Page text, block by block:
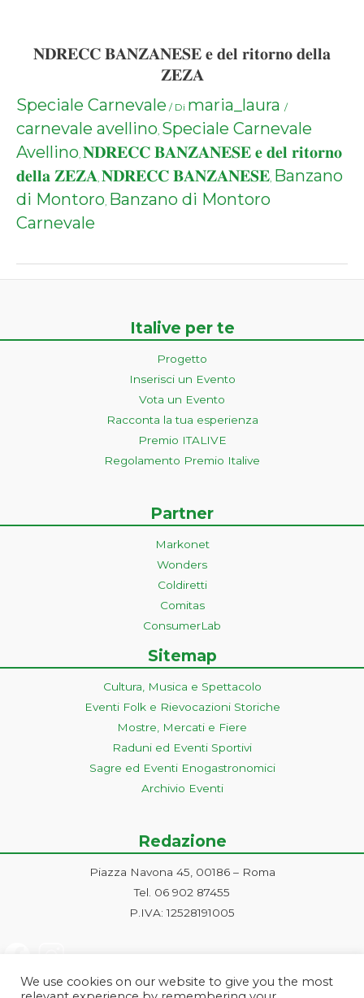
𝐍𝐃𝐑𝐄𝐂𝐂 𝐁𝐀𝐍𝐙𝐀𝐍𝐄𝐒𝐄 𝐞 𝐝𝐞𝐥 𝐫𝐢𝐭𝐨𝐫𝐧𝐨 𝐝𝐞𝐥𝐥𝐚
𝐙𝐄𝐙𝐀
Speciale Carnevale / Di maria_laura /
carnevale avellino, Speciale Carnevale
Avellino, 𝐍𝐃𝐑𝐄𝐂𝐂 𝐁𝐀𝐍𝐙𝐀𝐍𝐄𝐒𝐄 𝐞 𝐝𝐞𝐥 𝐫𝐢𝐭𝐨𝐫𝐧𝐨
𝐝𝐞𝐥𝐥𝐚 𝐙𝐄𝐙𝐀, 𝐍𝐃𝐑𝐄𝐂𝐂 𝐁𝐀𝐍𝐙𝐀𝐍𝐄𝐒𝐄, Banzano
di Montoro, Banzano di Montoro
Carnevale
Italive per te
Progetto
Inserisci un Evento
Vota un Evento
Racconta la tua esperienza
Premio ITALIVE
Regolamento Premio Italive
Partner
Markonet
Wonders
Coldiretti
Comitas
ConsumerLab
Sitemap
Cultura, Musica e Spettacolo
Eventi Folk e Rievocazioni Storiche
Mostre, Mercati e Fiere
Raduni ed Eventi Sportivi
Sagre ed Eventi Enogastronomici
Archivio Eventi
Redazione
Piazza Navona 45, 00186 – Roma
Tel. 06 902 87455
P.IVA: 12528191005
We use cookies on our website to give you the most